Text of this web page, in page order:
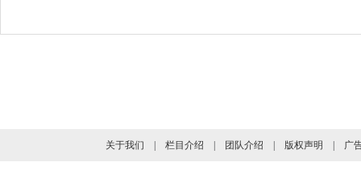
关于我们 | 栏目介绍 | 团队介绍 | 版权声明 | 广